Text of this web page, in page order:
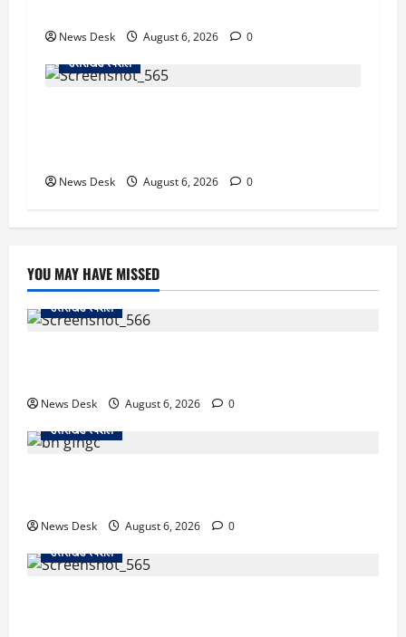
News Desk August 6, 2026
0
उत्तराखंड स्पेशल
News Desk August 6, 2026 0
YOU MAY HAVE MISSED
उत्तराखंड स्पेशल
News Desk August 6, 2026
0
उत्तराखंड स्पेशल
News Desk August 6, 2026
0
उत्तराखंड स्पेशल